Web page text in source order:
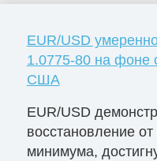
EUR/USD
1.0775-80 на фоне
США
EUR/USD
восстановление
минимума,